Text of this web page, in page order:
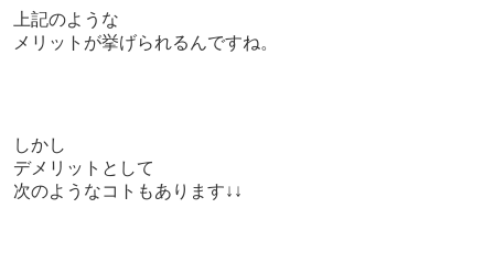
上記のような
メリットが挙げられるんですね。
しかし
デメリットとして
次のようなコトもあります↓↓